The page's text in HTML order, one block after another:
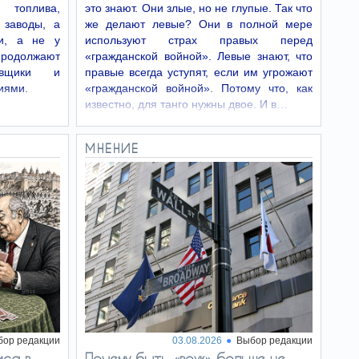
19:15
Минздрав
сообщил об отзыве
французски»
Министерство здравоохранения сообщило об
отзыве части упаковок колбасы «Cervelat по-
французски» весом 150 граммов,
выпускаемой компанией Zoglobek. Причиной
стала производственная ошибка, из-за…
кого Трамп видит
следующим президентом
США
Несмотря на то что Трамп в
частных беседах называет Вэнса своим
наиболее вероятным преемником на выборах
2028 года, он продолжает подогревать
интриги.
19:02
Чем опасен отказ
от ужина - врачи
предупредили о
последствиях
Не стоит думать, что отказ
от ужина неизбежно способствует снижению
заводы, а
а не у
и
это знают. Они злые, но не глупые. Так что
же делают левые? Они в полной мере
используют страх правых перед
«гражданской войной». Левые знают, что
правые всегда уступят, если им угрожают
«гражданской войной». Потому что, как
известно, для танго нужны двое. И в…
редакции
МНЕНИЕ
03.08.2026 Выбор редакции